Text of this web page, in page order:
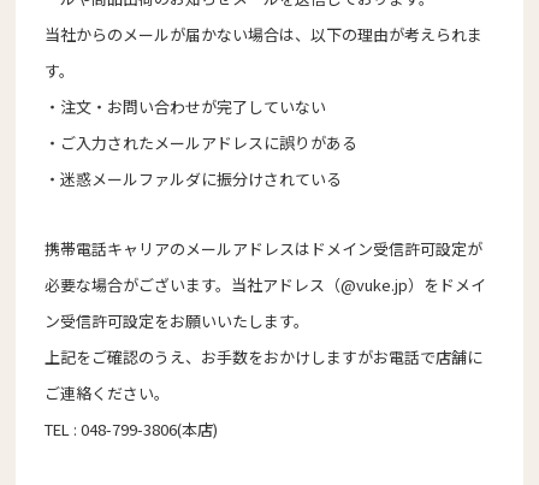
当社からのメールが届かない場合は、以下の理由が考えられま
す。
・注文・お問い合わせが完了していない
・ご入力されたメールアドレスに誤りがある
・迷惑メールファルダに振分けされている
携帯電話キャリアのメールアドレスはドメイン受信許可設定が
必要な場合がございます。当社アドレス（@vuke.jp）をドメイ
ン受信許可設定をお願いいたします。
上記をご確認のうえ、お手数をおかけしますがお電話で店舗に
ご連絡ください。
TEL :048-799-3806(本店)